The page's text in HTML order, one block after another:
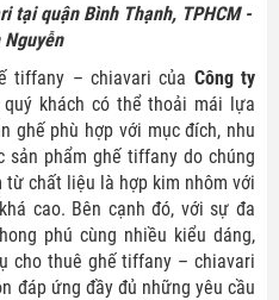
tại quận Bình Thạnh, TPHCM -
Nguyễn
tiffany – chiavari của Công ty
quý khách có thể thoải mái lựa
ghế phù hợp với mục đích, nhu
sản phẩm ghế tiffany do chúng
chất liệu là hợp kim nhôm với
cao. Bên cạnh đó, với sự đa
phú cùng nhiều kiểu dáng,
cho thuê ghế tiffany – chiavari
đáp ứng đầy đủ những yêu cầu